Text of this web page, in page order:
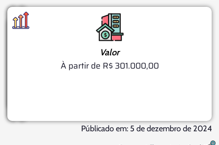
Conclusão
Valor
À partir de R$ 301.000,00
Públicado em: 5 de dezembro de 2024